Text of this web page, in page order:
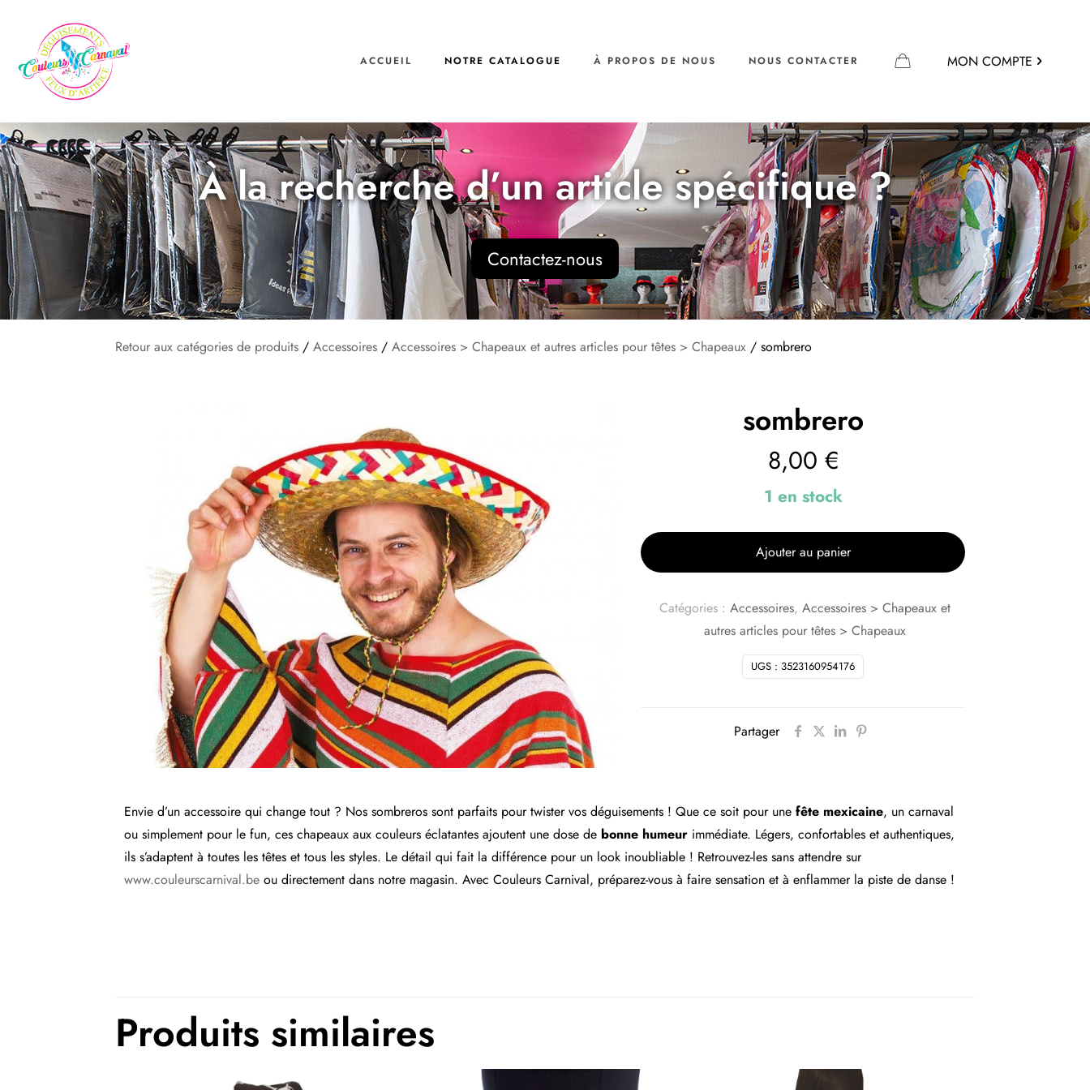
ACCUEIL NOTRE CATALOGUE À PROPOS DE NOUS NOUS CONTACTER MON COMPTE
À la recherche d’un article spécifique ?
Contactez-nous
Retour aux catégories de produits / Accessoires / Accessoires > Chapeaux et autres articles pour têtes > Chapeaux / sombrero
sombrero
8,00 €
1 en stock
Ajouter au panier
UGS : 3523160954176
Catégories : Accessoires, Accessoires > Chapeaux et
autres articles pour têtes > Chapeaux
Partager
Envie d’un accessoire qui change tout ? Nos sombreros sont parfaits pour twister vos déguisements ! Que ce soit pour unefête mexicaine, un carnaval
ou simplement pour le fun, ces chapeaux aux couleurs éclatantes ajoutent une dose de bonne humeurimmédiate. Légers, confortables et authentiques,
ils s’adaptent à toutes les têtes et tous les styles. Le détail qui fait la différence pour un look inoubliable ! Retrouvez-les sans attendre sur
www.couleurscarnival.beou directement dans notre magasin. Avec Couleurs Carnival, préparez-vous à faire sensation et à enflammer la piste de danse !
Produits similaires